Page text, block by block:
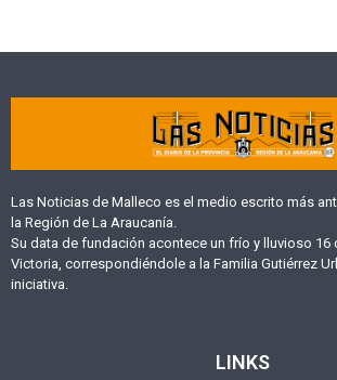
Las Noticias de Malleco es el medio escrito más
la Región de La Araucanía.
Su data de fundación acontece un frío y lluvioso 16
Victoria, correspondiéndole a la Familia Gutiérrez
iniciativa.
LINKS